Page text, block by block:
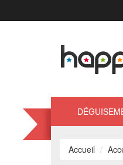
Accueil